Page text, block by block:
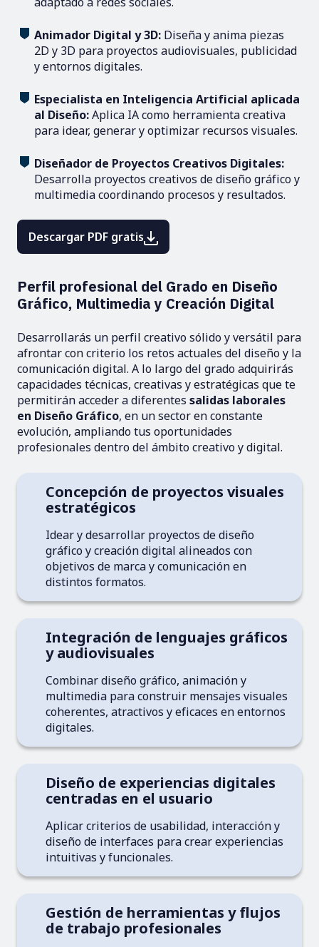
Animador Digital y 3D: Diseña y anima piezas
2D y 3D para proyectos audiovisuales, publicidad
y entornos digitales.
Especialista en Inteligencia Artificial aplicada
al Diseño:Aplica IA como herramienta creativa
para idear, generar y optimizar recursos visuales.
Diseñador de Proyectos Creativos Digitales:
Desarrolla proyectos creativos de diseño gráfico y
multimedia coordinando procesos y resultados.
Descargar PDF gratis
Perfil profesional del Grado en Diseño
Gráfico, Multimedia y Creación Digital
Desarrollarás un perfil creativo sólido y versátil para
afrontar con criterio los retos actuales del diseño y la
comunicación digital. A lo largo del grado adquirirás
capacidades técnicas, creativas y estratégicas que te
permitirán acceder a diferentes salidas laborales
en Diseño Gráfico, en un sector en constante
evolución, ampliando tus oportunidades
profesionales dentro del ámbito creativo y digital.
Concepción de proyectos visuales
estratégicos
Idear y desarrollar proyectos de diseño
gráfico y creación digital alineados con
objetivos de marca y comunicación en
distintos formatos.
Integración de lenguajes gráficos
y audiovisuales
Combinar diseño gráfico, animación y
multimedia para construir mensajes visuales
coherentes, atractivos y eficaces en entornos
digitales.
Diseño de experiencias digitales
centradas en el usuario
Aplicar criterios de usabilidad, interacción y
diseño de interfaces para crear experiencias
intuitivas y funcionales.
Gestión de herramientas y flujos
de trabajo profesionales